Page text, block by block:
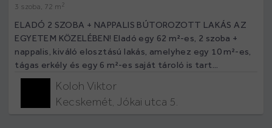
3 szoba, 72 m 2
ELADÓ 2 SZOBA + NAPPALIS BÚTOROZOTT LAKÁS AZ
EGYETEM KÖZELÉBEN! Eladó egy 62 m²-es, 2 szoba +
nappalis, kiváló elosztású lakás, amelyhez egy 10 m²-es,
tágas erkély és egy 6 m²-es saját tároló is tart...
Koloh Viktor
Kecskemét, Jókai utca 5.